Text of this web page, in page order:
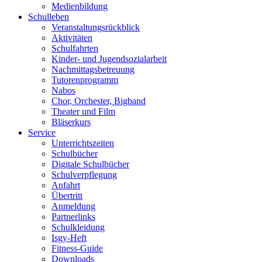
Medienbildung
Schulleben
Veranstaltungsrückblick
Aktivitäten
Schulfahrten
Kinder- und Jugendsozialarbeit
Nachmittagsbetreuung
Tutorenprogramm
Nabos
Chor, Orchester, Bigband
Theater und Film
Bläserkurs
Service
Unterrichtszeiten
Schulbücher
Digitale Schulbücher
Schulverpflegung
Anfahrt
Übertritt
Anmeldung
Partnerlinks
Schulkleidung
Isgy-Heft
Fitness-Guide
Downloads